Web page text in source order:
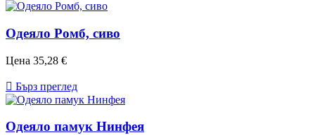
Одеяло Ромб, сиво
Цена 35,28 €
 Бърз преглед
Одеяло памук Нинфея